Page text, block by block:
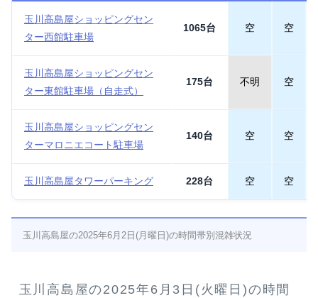
玉川高島屋ショッピングセン
ター西館駐車場
1065台 空 空
玉川高島屋ショッピングセン
ター東館駐車場（自走式）
175台 不明 空
玉川高島屋ショッピングセン
ターマロニエコート駐車場
140台 空 空
玉川高島屋タワーパーキング 228台 空 空
玉川高島屋の2025年6月2日(月曜日)の時間帯別混雑状況
玉川高島屋の2025年6月3日(火曜日)の時間